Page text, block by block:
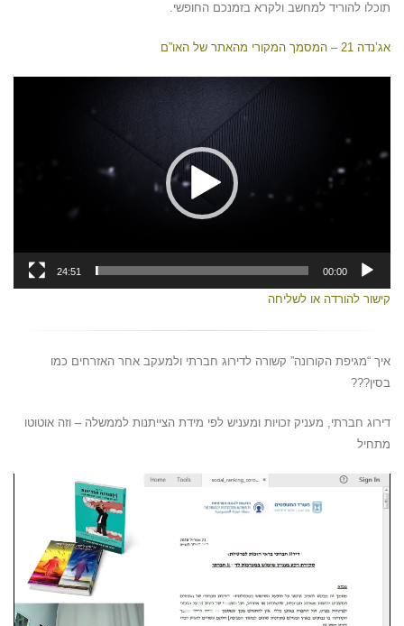
תוכלו להוריד למחשב ולקרא בזמנכם החופשי.
אג’נדה 21 – המסמך המקורי מהאתר של האו”ם
00:00
24:51
קישור להורדה או לשליחה
איך “מגיפת הקורונה” קשורה לדירוג חברתי ולמעקב אחר האזרחים כמו
בסין???
דירוג חברתי, מעניק זכויות ומעניש לפי מידת הצייתנות לממשלה – וזה אוטוטו
מתחיל
נגן
וידאו